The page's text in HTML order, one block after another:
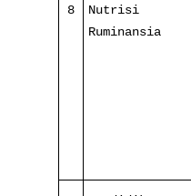
8
Nutrisi
Ruminansia